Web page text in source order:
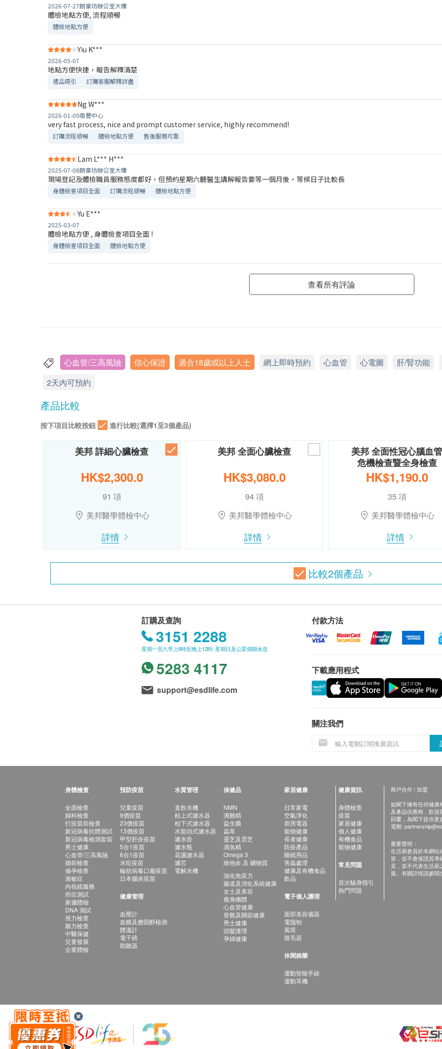
2026-07-27朗豪坊辦公室大樓
體檢地點方便, 流程順暢
體檢地點方便
Yiu K***
2026-05-07
地點方便快捷，報告解釋清楚
禮品吸引 訂購客服解釋詳盡
Ng W***
2026-01-09南豐中心
very fast process, nice and prompt customer service, highly recommend!
訂購流程順暢 體檢地點方便 售後服務可靠​
Lam L*** H***
2025-07-08朗豪坊辦公室大樓
現場登記及體檢職員服務態度都好，但預約星期六聽醫生講解報告要等一個月後，等候日子比較長
身體檢查項目全面 訂購流程順暢 體檢地點方便
Yu E***
2025-03-07
體檢地點方便 , 身體檢查項目全面 !
身體檢查項目全面 體檢地點方便
查看所有評論
心血管/三高風險 信心保證 適合18歲或以上人士 網上即時預約 心血管 心電圖
肝/腎功能
2天內可預約
產品比較
按下項目比較按鈕 進行比較(選擇1至3個產品)
美邦 詳細心臟檢查
HK$2,300.0
91 項
美邦醫學體檢中心
詳情
美邦 全面心臟檢查
HK$3,080.0
94 項
美邦醫學體檢中心
詳情
美邦 全面性冠心腦血管
危機檢查暨全身檢查
HK$1,190.0
35 項
美邦醫學體檢中心
詳情
比較2個產品
訂購及查詢
3151 2288
星期一至六早上9時至晚上12時; 星期日及公眾假期休息
5283 4117
support@esdlife.com
付款方法
下載應用程式
關注我們
身體檢查
全面檢查
婦科檢查
打疫苗前檢查
新冠病毒抗體測試
新冠病毒檢測套裝
男士健康
心血管/三高風險
婚前檢查
備孕檢查
過敏症
內視鏡服務
癌症測試
家傭體檢
DNA 測試
視力檢查
聽力檢查
中醫保健
兒童發展
企業體檢
預防疫苗
兒童疫苗
9價疫苗
23價疫苗
13價疫苗
甲型肝炎疫苗
5合1疫苗
6合1疫苗
水痘疫苗
輪狀病毒口服疫苗
日本腦炎疫苗
健康管理
血壓計
血糖及膽固醇檢測
體溫計
電子磅
助聽器
水質管理
直飲水機
枱上式濾水器
枱下式濾水器
水龍頭式濾水器
濾水壺
濾水瓶
花灑濾水器
濾芯
電解水機
保健品
NMN
滴雞精
益生菌
蟲草
靈芝及雲芝
滴魚精
Omega 3
維他命 及 礦物質
強化免疫力
腸道及消化系統健康
女士及美容
瘦身纖體
心血管健康
骨骼及關節健康
男士健康
頭髮護理
孕婦健康
家居健康
日常家電
空氣淨化
廚房電器
寵物健康
長者健康
防疫產品
睡眠用品
害蟲處理
健康及有機食品
飲品
電子個人護理
面部美容儀器
電鬚刨
風筒
脫毛器
休閑娛樂
運動智能手錶
運動耳機
健康資訊
身體檢查
疫苗
家居健康
個人健康
有機食品
寵物健康
常見問題
首次驗身指引
熱門問題
商戶合作 / 加盟
如閣下擁有任何健康
及產品供應商，歡迎
回覆，為閣下提供更
電郵:
重要聲明：
生活易會員於本網站
容，並不會保證其準
見，並不代表生活
責。有關詳情請參閱